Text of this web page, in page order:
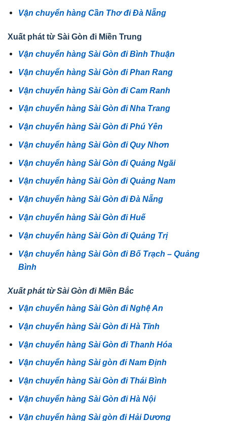
Vận chuyển hàng Cần Thơ đi Đà Nẵng
Xuất phát từ Sài Gòn đi Miền Trung
Vận chuyển hàng Sài Gòn đi Bình Thuận
Vận chuyển hàng Sài Gòn đi Phan Rang
Vận chuyển hàng Sài Gòn đi Cam Ranh
Vận chuyển hàng Sài Gòn đi Nha Trang
Vận chuyển hàng Sài Gòn đi Phú Yên
Vận chuyển hàng Sài Gòn đi Quy Nhơn
Vận chuyển hàng Sài Gòn đi Quảng Ngãi
Vận chuyển hàng Sài Gòn đi Quảng Nam
Vận chuyển hàng Sài Gòn đi Đà Nẵng
Vận chuyển hàng Sài Gòn đi Huế
Vận chuyển hàng Sài Gòn đi Quảng Trị
Vận chuyển hàng Sài Gòn đi Bố Trạch – Quảng
Bình
Xuất phát từ Sài Gòn đi Miền Bắc
Vận chuyển hàng Sài Gòn đi Nghệ An
Vận chuyển hàng Sài Gòn đi Hà Tĩnh
Vận chuyển hàng Sài Gòn đi Thanh Hóa
Vận chuyển hàng Sài gòn đi Nam Định
Vận chuyển hàng Sài Gòn đi Thái Bình
Vận chuyển hàng Sài Gòn đi Hà Nội
Vận chuyển hàng Sài gòn đi Hải Dương